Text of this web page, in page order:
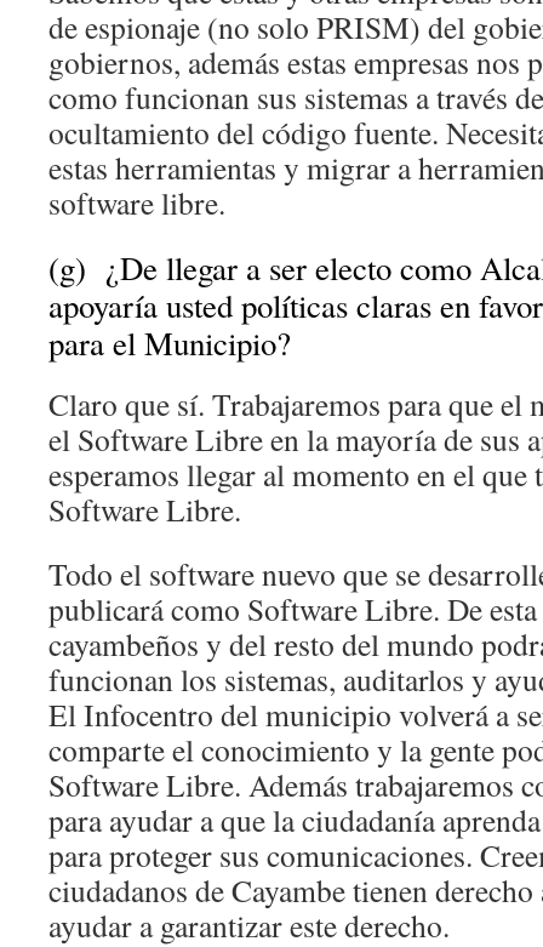
de espionaje (no solo PRISM) del
gobiernos, además estas empresas nos
como funcionan sus sistemas a través
ocultamiento del código fuente.
estas herramientas y migrar a
software libre.
(g) ¿De llegar a ser electo como
apoyaría usted políticas claras en
para el Municipio?
Claro que sí. Trabajaremos para que
el Software Libre en la mayoría de sus
esperamos llegar al momento en el
Software Libre.
Todo el software nuevo que se
publicará como Software Libre. De
cayambeños y del resto del mundo
funcionan los sistemas, auditarlos y
El Infocentro del municipio volverá a
comparte el conocimiento y la gente
Software Libre. Además trabajaremos
para ayudar a que la ciudadanía
para proteger sus comunicaciones.
ciudadanos de Cayambe tienen
ayudar a garantizar este derecho.